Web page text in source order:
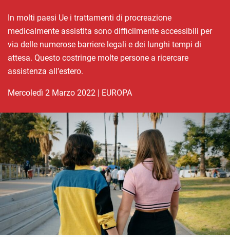
In molti paesi Ue i trattamenti di procreazione
medicalmente assistita sono difficilmente accessibili per
via delle numerose barriere legali e dei lunghi tempi di
attesa. Questo costringe molte persone a ricercare
assistenza all’estero.
mercoledì 2 Marzo 2022 | EUROPA